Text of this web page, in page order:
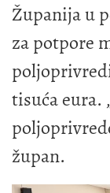
Županija u
za potpore
tisuća eura.
župan.